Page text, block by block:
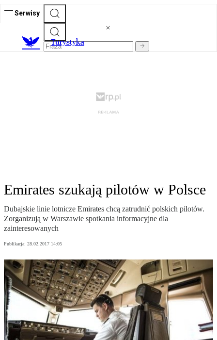
Serwisy
Turystyka
Emirates szukają pilotów w Polsce
Dubajskie linie lotnicze Emirates chcą zatrudnić polskich pilotów.
Zorganizują w Warszawie spotkania informacyjne dla
zainteresowanych
Publikacja: 28.02.2017 14:05